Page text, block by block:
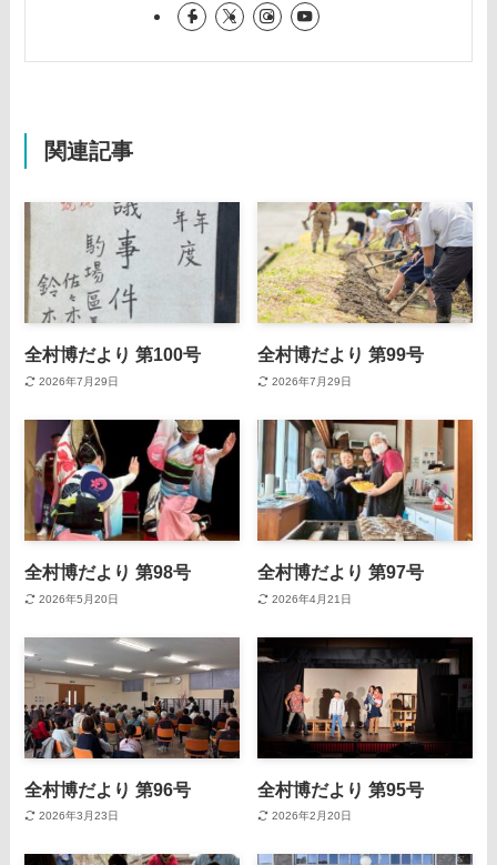
関連記事
全村博だより 第100号
2026年7月29日
全村博だより 第99号
2026年7月29日
全村博だより 第98号
2026年5月20日
全村博だより 第97号
2026年4月21日
全村博だより 第96号
2026年3月23日
全村博だより 第95号
2026年2月20日